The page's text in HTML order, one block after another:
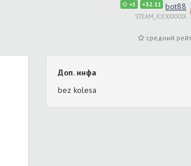
+5 +32.11 bot88
STEAM_X:X:XXXXXX
средний
Доп. инфа
bez kolesa